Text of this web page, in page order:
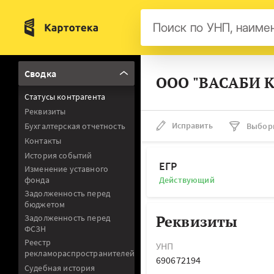
Сводка
Статусы контрагента
Реквизиты
Бухгалтерская отчетность
Контакты
История событий
Изменение уставного
фонда
Задолженность перед
бюджетом
Задолженность перед
ФСЗН
Реестр
рекламораспространителей
Судебная история
ООО "ВАСАБИ
Исправить
ЕГР
Действующий
Реквизиты
УНП
690672194